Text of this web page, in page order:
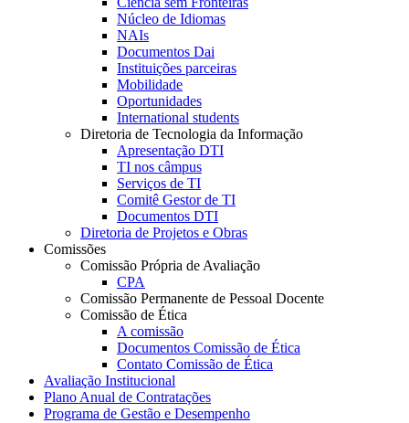
Núcleo de Idiomas
NAIs
Documentos Dai
Instituições parceiras
Mobilidade
Oportunidades
International students
Diretoria de Tecnologia da Informação
Apresentação DTI
TI nos câmpus
Serviços de TI
Comitê Gestor de TI
Documentos DTI
Diretoria de Projetos e Obras
Comissões
Comissão Própria de Avaliação
CPA
Comissão Permanente de Pessoal Docente
Comissão de Ética
A comissão
Documentos Comissão de Ética
Contato Comissão de Ética
Avaliação Institucional
Plano Anual de Contratações
Programa de Gestão e Desempenho